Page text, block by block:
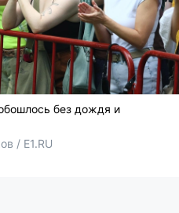
без дождя и
/ E1.RU